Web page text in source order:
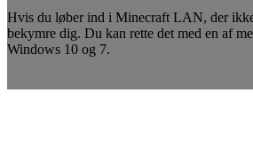
Hvis du løber ind i Minecraft LAN, der
bekymre dig. Du kan rette det med en af
Windows 10 og 7.